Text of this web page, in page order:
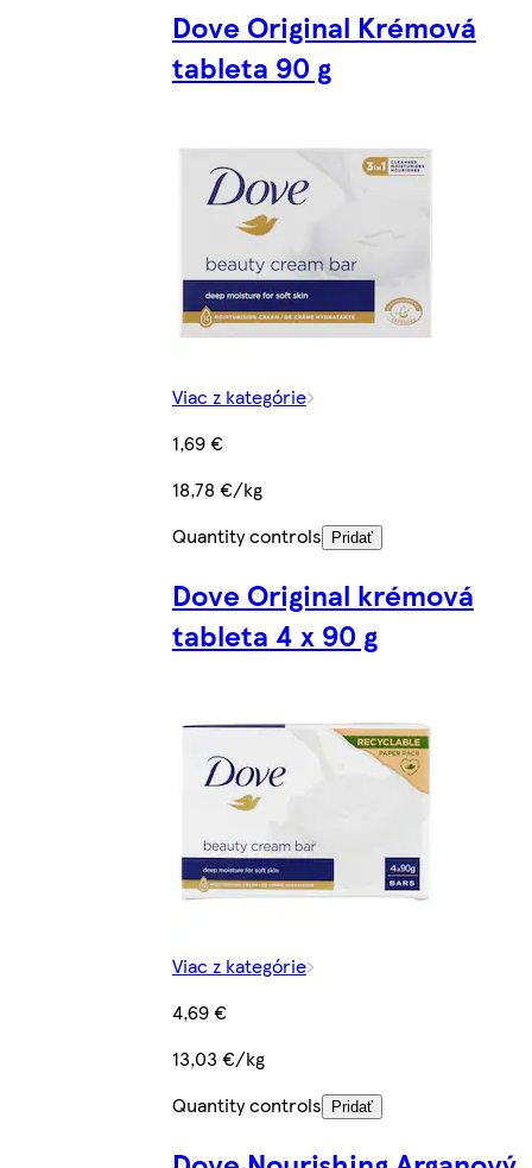
Dove Original Krémová
tableta 90 g
Viac z kategórie
1,69 €
18,78 €/kg
Quantity controls
Pridať
Dove Original krémová
tableta 4 x 90 g
Viac z kategórie
4,69 €
13,03 €/kg
Quantity controls
Pridať